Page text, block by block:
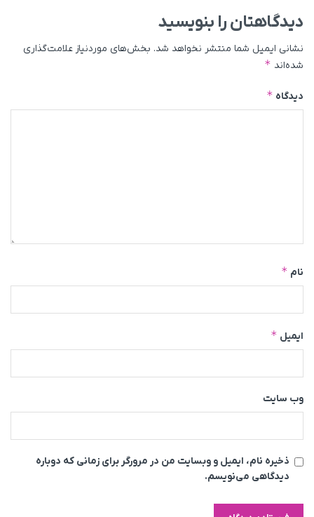
دیدگاهتان را بنویسید
نشانی ایمیل شما منتشر نخواهد شد. بخش‌های موردنیاز علامت‌گذاری
شده‌اند *
دیدگاه *
نام *
ایمیل *
وب‌ سایت
ذخیره نام، ایمیل و وبسایت من در مرورگر برای زمانی که دوباره
دیدگاهی می‌نویسم.